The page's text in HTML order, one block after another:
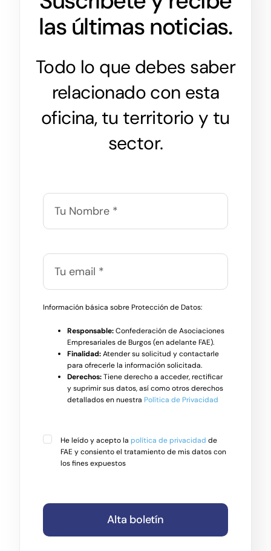
las últimas noticias.
Todo lo que debes saber
relacionado con esta
oficina, tu territorio y tu
sector.
Información básica sobre Protección de Datos:
Responsable:Confederación de Asociaciones
Empresariales de Burgos (en adelante FAE).
Finalidad:Atender su solicitud y contactarle
para ofrecerle la información solicitada.
Derechos:Tiene derecho a acceder, rectificar
y suprimir sus datos, así como otros derechos
detallados en nuestra Política de Privacidad
He leído y acepto la política de privacidad de
FAE y consiento el tratamiento de mis datos con
los fines expuestos
Alta boletín